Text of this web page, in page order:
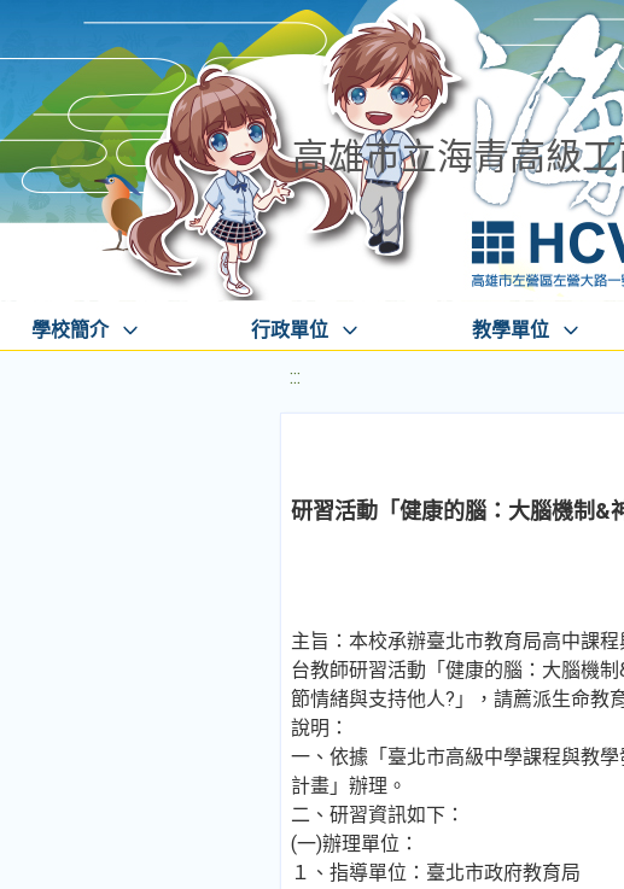
高雄市立海青高級
學校簡介 行政單位 教學單位
:::
研習活動「健康的腦：大腦機制&
主旨：本校承辦臺北市教育局高中課
台教師研習活動「健康的腦：大腦機
節情緒與支持他人?」，請薦派生命教
說明：
一、依據「臺北市高級中學課程與教
計畫」辦理。
二、研習資訊如下：
(一)辦理單位：
１、指導單位：臺北市政府教育局